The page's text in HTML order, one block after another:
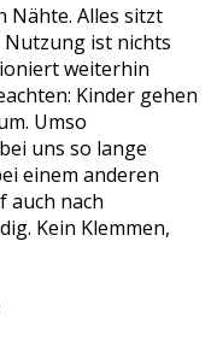
Nähte. Alles sitzt
ist nichts
weiterhin
Kinder gehen
Umso
uns so lange
einem anderen
auch nach
Kein Klemmen,